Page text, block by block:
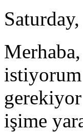
işime